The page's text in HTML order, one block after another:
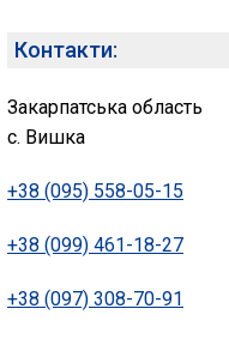
Контакти:
Закарпатська область
с. Вишка
+38 (095) 558-05-15
+38 (099) 461-18-27
+38 (097) 308-70-91